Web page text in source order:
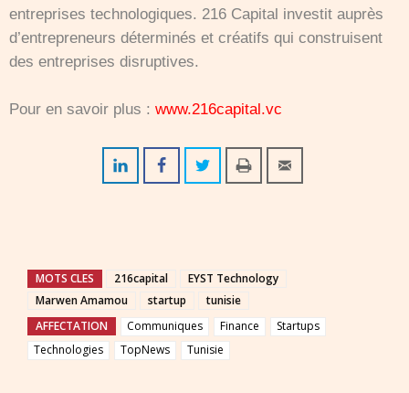
entreprises technologiques. 216 Capital investit auprès
d’entrepreneurs déterminés et créatifs qui construisent
des entreprises disruptives.
Pour en savoir plus : www.216capital.vc
MOTS CLES 216capital
EYST Technology
Marwen Amamou
startup
tunisie
AFFECTATION
Communiques Finance
Startups
Technologies
TopNews Tunisie